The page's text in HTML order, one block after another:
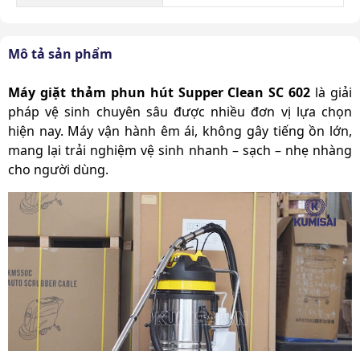
Mô tả sản phẩm
Máy giặt thảm phun hút Supper Clean SC 602 là giải
pháp vệ sinh chuyên sâu được nhiều đơn vị lựa chọn
hiện nay. Máy vận hành êm ái, không gây tiếng ồn lớn,
mang lại trải nghiệm vệ sinh nhanh – sạch – nhẹ nhàng
cho người dùng.
Dung tích thùng chứa
nước sạch
20L